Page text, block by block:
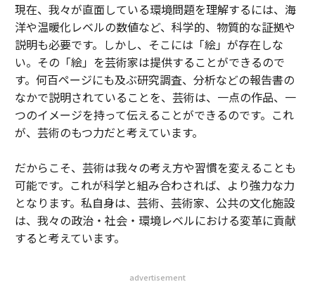
現在、我々が直面している環境問題を理解するには、海
洋や温暖化レベルの数値など、科学的、物質的な証拠や
説明も必要です。しかし、そこには「絵」が存在しな
い。その「絵」を芸術家は提供することができるので
す。何百ページにも及ぶ研究調査、分析などの報告書の
なかで説明されていることを、芸術は、一点の作品、一
つのイメージを持って伝えることができるのです。これ
が、芸術のもつ力だと考えています。
だからこそ、芸術は我々の考え方や習慣を変えることも
可能です。これが科学と組み合わされば、より強力な力
となります。私自身は、芸術、芸術家、公共の文化施設
は、我々の政治・社会・環境レベルにおける変革に貢献
すると考えています。
advertisement